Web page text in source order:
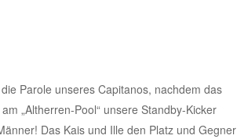
Parole unseres Capitanos, nachdem das
„Altherren-Pool“ unsere Standby-Kicker
Das Kais und Ille den Platz und Gegner